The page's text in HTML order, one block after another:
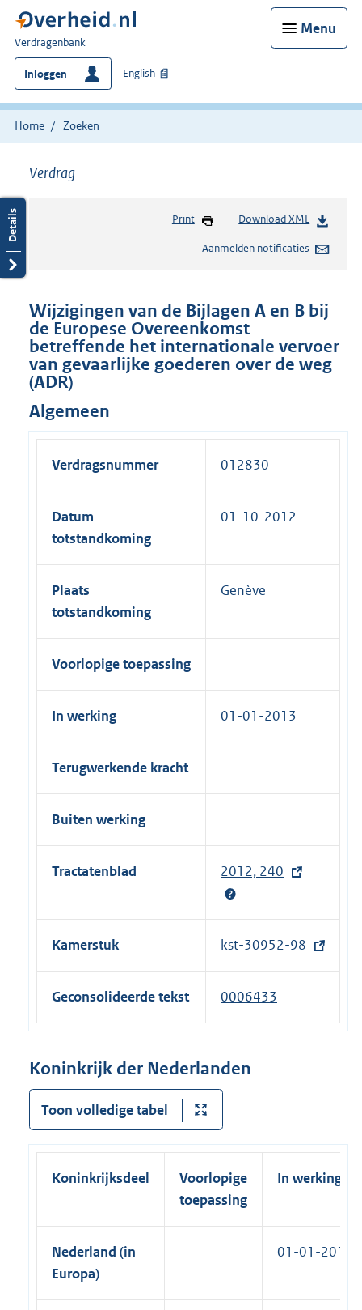
Menu
U
bent
hier:
Verdragenbank
Inloggen English
Home Zoeken
Verdrag
Print Download XML
Aanmelden notificaties
Wijzigingen van de Bijlagen A en B bij
de Europese Overeenkomst
betreffende het internationale vervoer
van gevaarlijke goederen over de weg
(ADR)
Algemeen
Verdragsnummer 012830
Datum
totstandkoming
01-10-2012
Plaats
totstandkoming
Genève
Voorlopige toepassing
In werking 01-01-2013
Terugwerkende kracht
Buiten werking
Tractatenblad 2012, 240
x
e
Kamerstuk kst-30952-98
e
e
i
k
Geconsolideerde tekst 0006433
Koninkrijk der Nederlanden
Toon volledige tabel
Koninkrijksdeel
Voorlopige
toepassing
In werking
Nederland (in
Europa)
01-01-2013